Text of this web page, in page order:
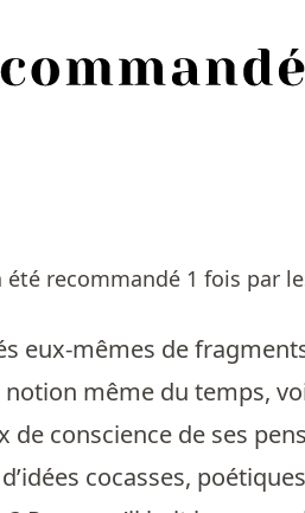
recommandé 1 fois par
eux-mêmes de
même du temps,
de conscience de ses
cocasses,